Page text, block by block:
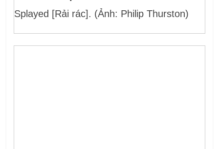
Splayed [Rải rác]. (Ảnh: Philip Thurston)